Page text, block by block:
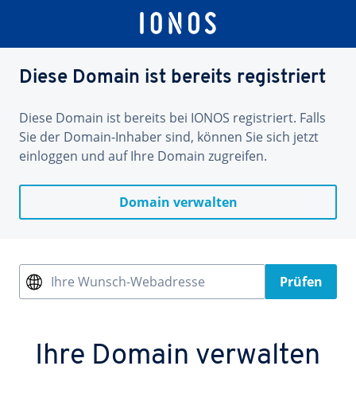
Diese Domain ist bereits registriert
Diese Domain ist bereits bei IONOS registriert. Falls
Sie der Domain-Inhaber sind, können Sie sich jetzt
einloggen und auf Ihre Domain zugreifen.
Domain verwalten
Ihre Wunsch-Webadresse Prüfen
Ihre Domain verwalten